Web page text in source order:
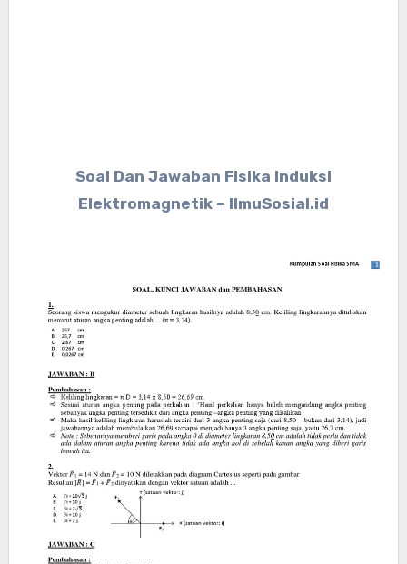
Soal Dan Jawaban Fisika Induksi
Elektromagnetik – IlmuSosial.id